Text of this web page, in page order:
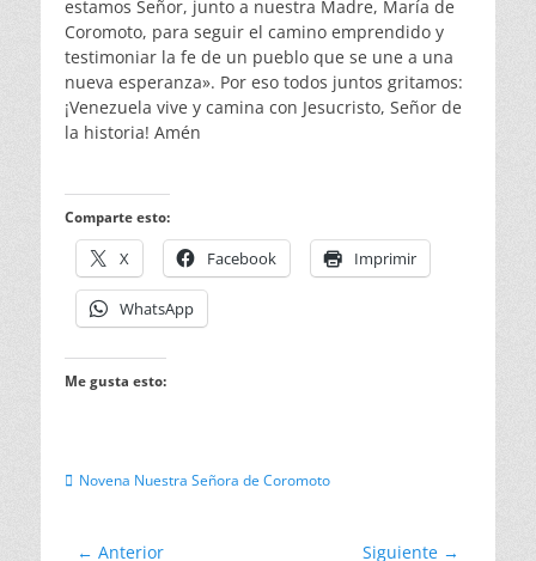
estamos Señor, junto a nuestra Madre, María de
Coromoto, para seguir el camino emprendido y
testimoniar la fe de un pueblo que se une a una
nueva esperanza». Por eso todos juntos gritamos:
¡Venezuela vive y camina con Jesucristo, Señor de
la historia! Amén
Comparte esto:
X Facebook Imprimir
WhatsApp
Me gusta esto:
Categorias
Novena Nuestra Señora de Coromoto
Navegación
← Anterior
Siguiente →